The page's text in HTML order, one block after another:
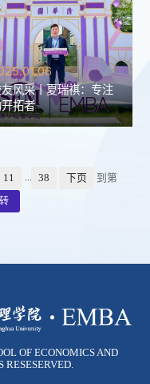
风采丨夏瑞祺：专注
拓者
11 ... 38 下页 到第
OF ECONOMICS AND